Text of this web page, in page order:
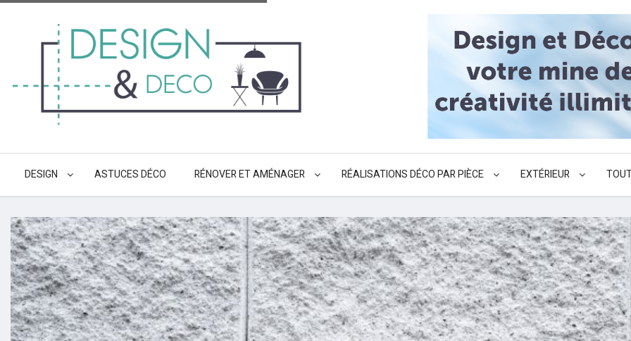
DESIGN ASTUCES DÉCO RÉNOVER ET AMÉNAGER RÉALISATIONS DÉCO PAR PIÈCE EXTÉRIEUR